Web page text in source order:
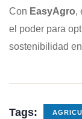
Con EasyAgro,
el poder para
sostenibilidad
Tags: